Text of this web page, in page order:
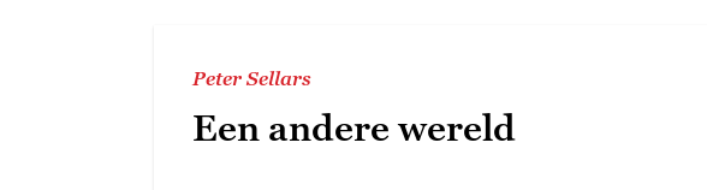
Peter Sellars
Een andere wereld